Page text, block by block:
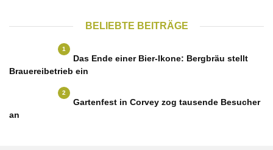
BELIEBTE BEITRÄGE
1
Das Ende einer Bier-Ikone: Bergbräu stellt
Brauereibetrieb ein
2
Gartenfest in Corvey zog tausende Besucher
an